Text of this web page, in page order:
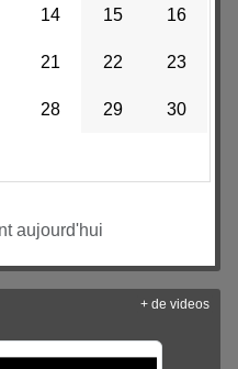
14 15 16
21 22 23
28 29 30
aujourd'hui
+ de videos